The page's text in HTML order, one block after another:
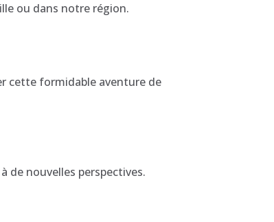
ou dans notre région.
cette formidable aventure de
de nouvelles perspectives.